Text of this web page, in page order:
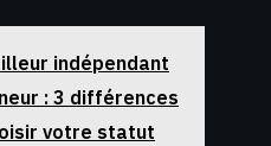
indépendant
: 3 différences
votre statut